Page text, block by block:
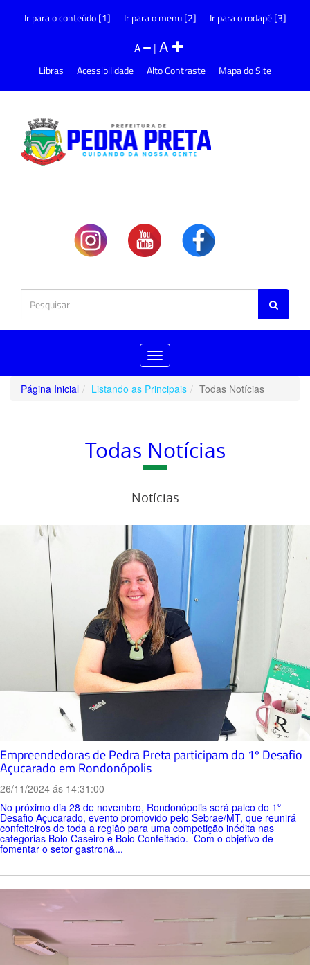
Ir para o conteúdo [1] Ir para o menu [2] Ir para o rodapé [3]
A |A
Libras Acessibilidade Alto Contraste Mapa do Site
Toggle
navigation
Página Inicial
Listando as Principais Todas Notícias
Todas Notícias
Notícias
Empreendedoras de Pedra Preta participam do 1º Desafio
Açucarado em Rondonópolis
26/11/2024 ás 14:31:00
No próximo dia 28 de novembro, Rondonópolis será palco do 1º
Desafio Açucarado, evento promovido pelo Sebrae/MT, que reunirá
confeiteiros de toda a região para uma competição inédita nas
categorias Bolo Caseiro e Bolo Confeitado. Com o objetivo de
fomentar o setor gastron&...